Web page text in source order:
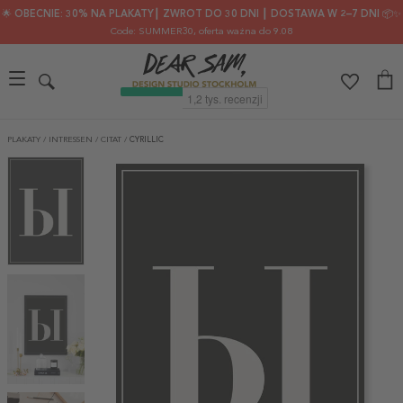
🌟 OBECNIE: 30% NA PLAKATY┃ ZWROT DO 30 DNI ┃ DOSTAWA W 2–7 DNI 📦✨
Code: SUMMER30, oferta ważna do 9.08
PLAKATY / INTRESSEN / CITAT / CYRILLIC